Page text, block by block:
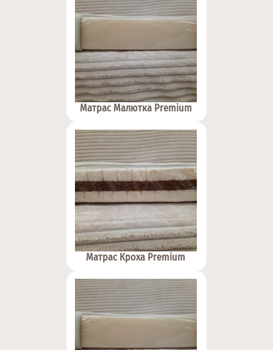
Матрас Малютка Premium
Матрас Кроха Premium